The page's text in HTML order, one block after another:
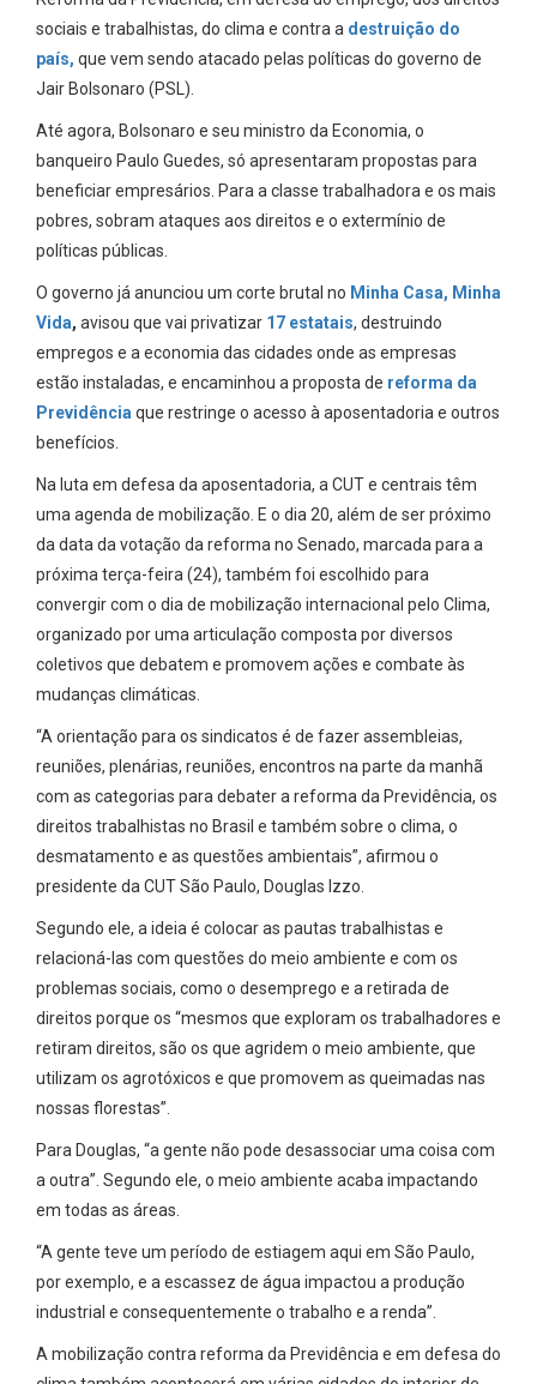
sociais e trabalhistas, do clima e contra a destruição do
país, que vem sendo atacado pelas políticas do governo de
Jair Bolsonaro (PSL).
Até agora, Bolsonaro e seu ministro da Economia, o
banqueiro Paulo Guedes, só apresentaram propostas para
beneficiar empresários. Para a classe trabalhadora e os mais
pobres, sobram ataques aos direitos e o extermínio de
políticas públicas.
O governo já anunciou um corte brutal no Minha Casa, Minha
Vida, avisou que vai privatizar 17 estatais, destruindo
empregos e a economia das cidades onde as empresas
estão instaladas, e encaminhou a proposta de reforma da
Previdência que restringe o acesso à aposentadoria e outros
benefícios.
Na luta em defesa da aposentadoria, a CUT e centrais têm
uma agenda de mobilização. E o dia 20, além de ser próximo
da data da votação da reforma no Senado, marcada para a
próxima terça-feira (24), também foi escolhido para
convergir com o dia de mobilização internacional pelo Clima,
organizado por uma articulação composta por diversos
coletivos que debatem e promovem ações e combate às
mudanças climáticas.
“A orientação para os sindicatos é de fazer assembleias,
reuniões, plenárias, reuniões, encontros na parte da manhã
com as categorias para debater a reforma da Previdência, os
direitos trabalhistas no Brasil e também sobre o clima, o
desmatamento e as questões ambientais”, afirmou o
presidente da CUT São Paulo, Douglas Izzo.
Segundo ele, a ideia é colocar as pautas trabalhistas e
relacioná-las com questões do meio ambiente e com os
problemas sociais, como o desemprego e a retirada de
direitos porque os “mesmos que exploram os trabalhadores e
retiram direitos, são os que agridem o meio ambiente, que
utilizam os agrotóxicos e que promovem as queimadas nas
nossas florestas”.
Para Douglas, “a gente não pode desassociar uma coisa com
a outra”. Segundo ele, o meio ambiente acaba impactando
em todas as áreas.
“A gente teve um período de estiagem aqui em São Paulo,
por exemplo, e a escassez de água impactou a produção
industrial e consequentemente o trabalho e a renda”.
A mobilização contra reforma da Previdência e em defesa do